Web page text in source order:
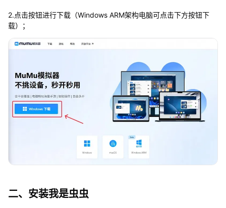
2.点击按钮进行下载（Windows ARM架构电脑可点击下方按钮下
载）；
二、安装我是虫虫